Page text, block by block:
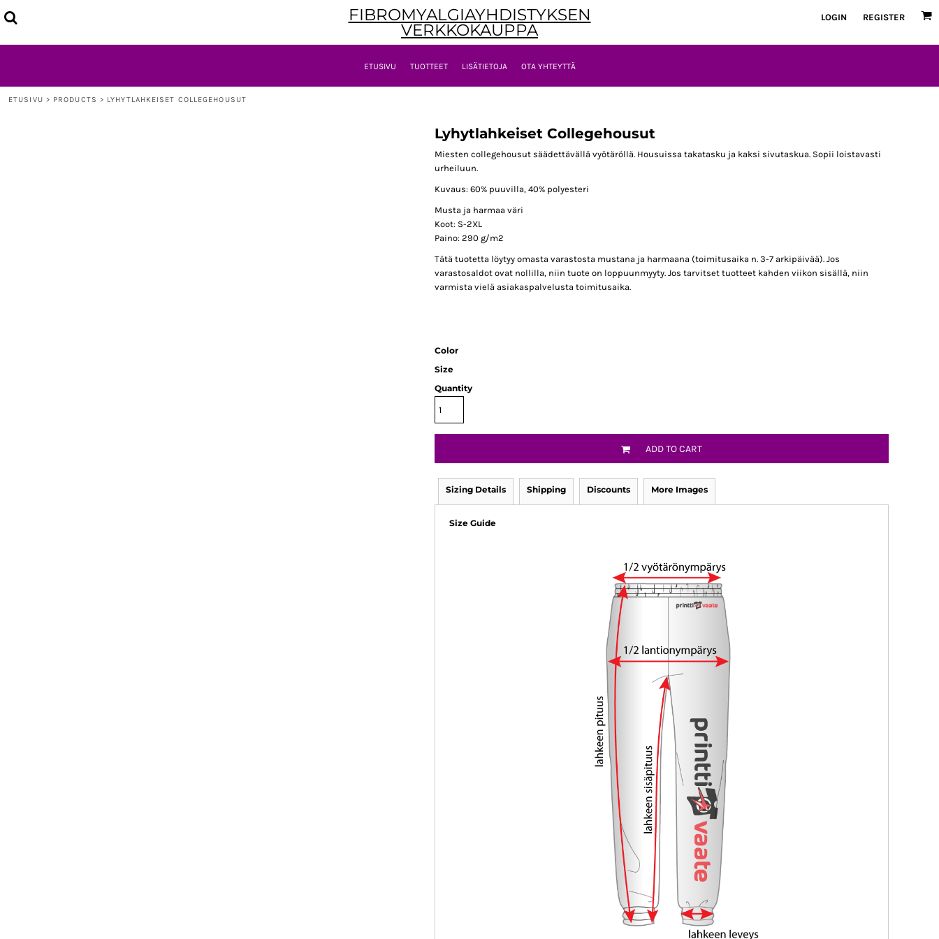
FIBROMYALGIAYHDISTYKSEN
VERKKOKAUPPA
LOGIN REGISTER
ETUSIVU TUOTTEET LISÄTIETOJA OTA YHTEYTTÄ
ETUSIVU > PRODUCTS > LYHYTLAHKEISET COLLEGEHOUSUT
Lyhytlahkeiset Collegehousut
Miesten collegehousut säädettävällä vyötäröllä. Housuissa takatasku ja kaksi sivutaskua. Sopii loistavasti
urheiluun.
Kuvaus: 60% puuvilla, 40% polyesteri
Musta ja harmaa väri
Koot: S-2XL
Paino: 290 g/m2
Tätä tuotetta löytyy omasta varastosta mustana ja harmaana (toimitusaika n. 3-7 arkipäivää). Jos
varastosaldot ovat nollilla, niin tuote on loppuunmyyty. Jos tarvitset tuotteet kahden viikon sisällä, niin
varmista vielä asiakaspalvelusta toimitusaika.
Color
Size
Quantity
ADD TO CART
Sizing Details Shipping Discounts More Images
Size Guide
LISÄTIETOJA